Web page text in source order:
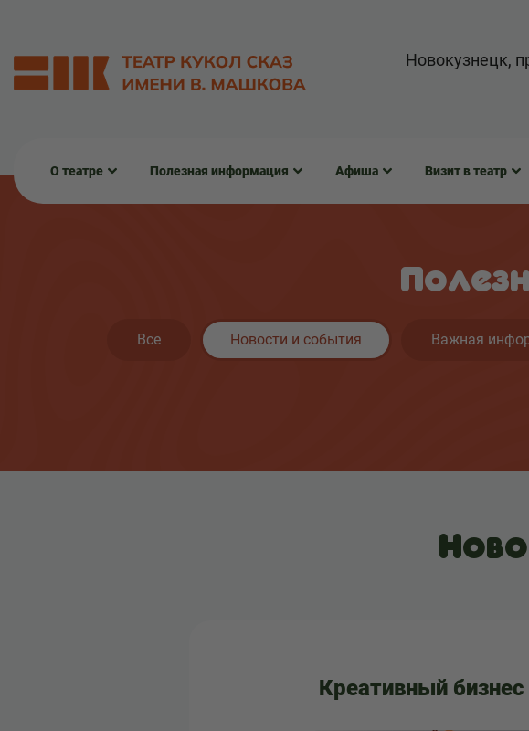
Новокузнецк,
О театре Полезная информация Афиша Визит в театр
Все Новости и события Важная
Креативный